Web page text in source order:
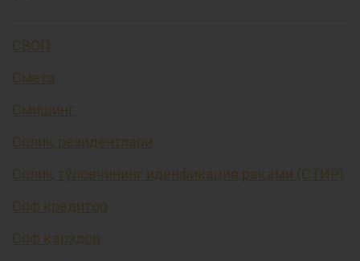
СВОП
Смета
Смишинг
Солиқ резидентлари
Солиқ тўловчининг иденфикация рақами (СТИР)
Соф кредитор
Соф қарздор